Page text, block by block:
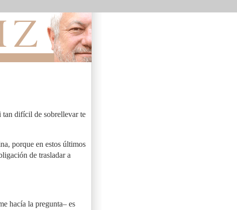
tan difícil de sobrellevar te
porque en estos últimos
de trasladar a
hacía la pregunta– es